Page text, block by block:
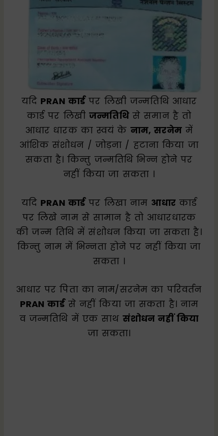
यदि PRAN कार्डपर लिखी जन्मतिथि आधार
कार्ड पर लिखीजन्मतिथिसे समान है तो
आधार धारक का स्वयं के नाम, सरनेम में
आंशिक संशोधन / जोड़ना / हटाना किया जा
सकता है। किन्तु जन्मतिथि भिन्न होने पर
नहीं किया जा सकता ।
यदि PRAN कार्डपर लिखा नाम आधार कार्ड
पर लिखे नाम से सामान है तो आधारधारक
की जन्म तिथि में संशोधन किया जा सकता है।
किन्तु नाम में भिन्नता होने पर नहीं किया जा
सकता ।
आधार पर पिता का नाम/सरनेम का परिवर्तन
PRAN कार्डसे नहीं किया जा सकता है। नाम
व जन्मतिथि में एक साथ संशोधन नहीं किया
जा सकता।